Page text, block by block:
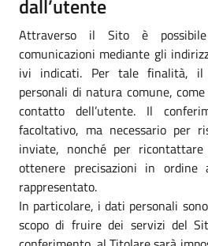
dall’utente
Attraverso il Sito è
comunicazioni mediante gli
ivi indicati. Per tale finalità,
personali di natura comune,
contatto dell’utente. Il
facoltativo, ma necessario per
inviate, nonché per
ottenere precisazioni in ordine
rappresentato.
In particolare, i dati personali
scopo di fruire dei servizi del